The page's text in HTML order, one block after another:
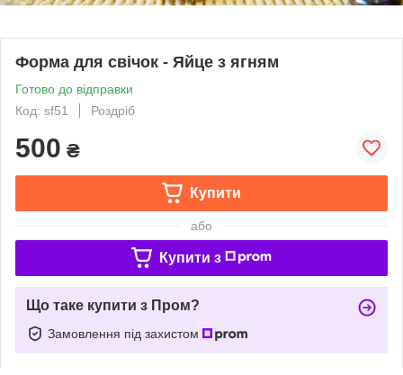
Форма для свічок - Яйце з ягням
Готово до відправки
Код: sf51
Роздріб
500 ₴
Купити
або
Купити з
Що таке купити з Пром?
Замовлення під захистом